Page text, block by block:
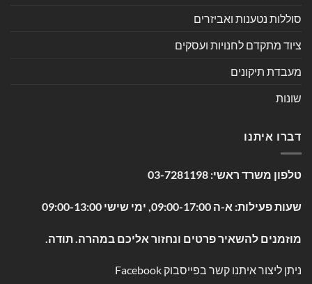
סוללות נטענות ואביזרים
ציוד מתקדם לחנויות ועסקים
מעבדת תיקונים
שונות
דברו איתנו
טלפון משרד ראשי: 03-7281198
שעות פעילות: א-ה 09:00-17:00, ימי שישי 09:00-13:00
מוזמנים להשאיר פרטים ונחזור אליכם במהרה. תודה.
ניתן ליצור איתנו קשר בפייסבוק Facebook